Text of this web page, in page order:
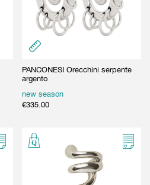
PANCONESI Orecchini serpente
argento
new season
€335.00